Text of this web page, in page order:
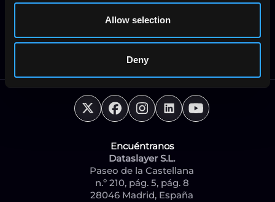
Allow selection
Deny
Reserva una llamada
Acerca de nosotros
Encuéntranos
Dataslayer S.L.
Paseo de la Castellana
n.º 210, pág. 5, pág. 8
28046 Madrid, España